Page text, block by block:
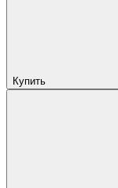
Купить